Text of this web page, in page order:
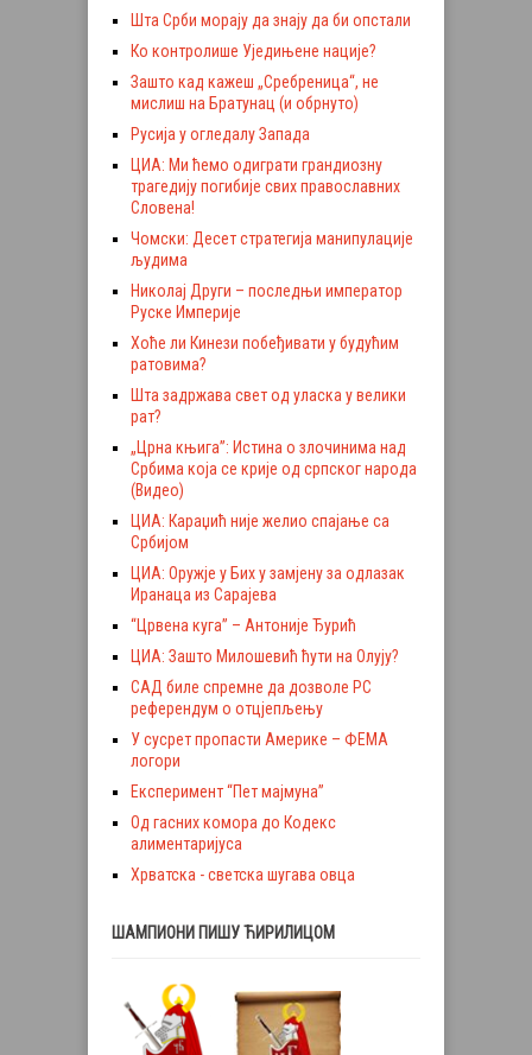
Шта Срби морају да знају да би опстали
Ко контролише Уједињене нације?
Зашто кад кажеш „Сребреница“, не
мислиш на Братунац (и обрнуто)
Русија у огледалу Запада
ЦИА: Ми ћемо одиграти грандиозну
трагедију погибије свих православних
Словена!
Чомски: Десет стратегија манипулације
људима
Николај Други – последњи император
Руске Империје
Хоће ли Кинези побеђивати у будућим
ратовима?
Шта задржава свет од уласка у велики
рат?
„Црна књига”: Истина о злочинима над
Србима која се крије од српског народа
(Видео)
ЦИА: Караџић није желио спајање са
Србијом
ЦИА: Оружје у Бих у замјену за одлазак
Иранаца из Сарајева
“Црвена куга” – Антоније Ђурић
ЦИА: Зашто Милошевић ћути на Олују?
САД биле спремне да дозволе РС
референдум о отцјепљењу
У сусрет пропасти Америке – ФЕМА
логори
Експеримент “Пет мајмуна”
Од гасних комора до Кодекс
алиментаријуса
Хрватска - светска шугава овца
ШАМПИОНИ ПИШУ ЋИРИЛИЦОМ